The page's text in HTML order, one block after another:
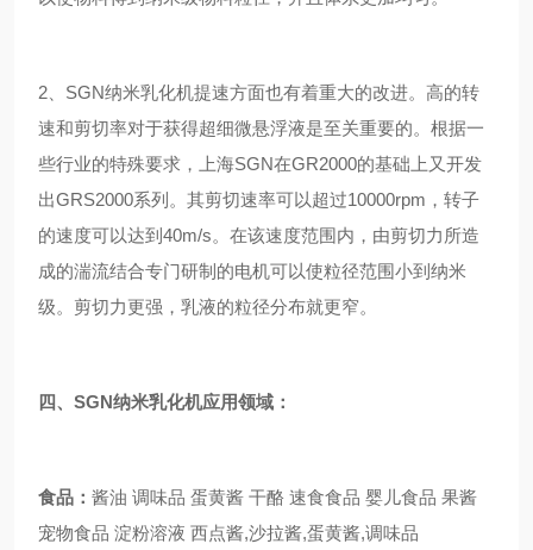
2、SGN纳米乳化机提速方面也有着重大的改进。高的转
速和剪切率对于获得超细微悬浮液是至关重要的。根据一
些行业的特殊要求，上海SGN在GR2000的基础上又开发
出GRS2000系列。其剪切速率可以超过10000rpm，转子
的速度可以达到40m/s。在该速度范围内，由剪切力所造
成的湍流结合专门研制的电机可以使粒径范围小到纳米
级。剪切力更强，乳液的粒径分布就更窄。
四、SGN纳米乳化机应用领域：
食品： 酱油 调味品 蛋黄酱 干酪 速食食品 婴儿食品 果酱
宠物食品 淀粉溶液 西点酱,沙拉酱,蛋黄酱,调味品